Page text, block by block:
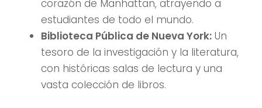
corazón de Manhattan, atrayendo a
estudiantes de todo el mundo.
Biblioteca Pública de Nueva York:Un
tesoro de la investigación y la literatura,
con históricas salas de lectura y una
vasta colección de libros.